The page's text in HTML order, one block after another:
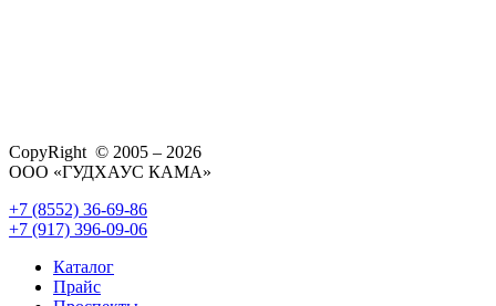
CopyRight © 2005 – 2026
ООО «ГУДХАУС КАМА»
+7 (8552) 36-69-86
+7 (917) 396-09-06
Каталог
Прайс